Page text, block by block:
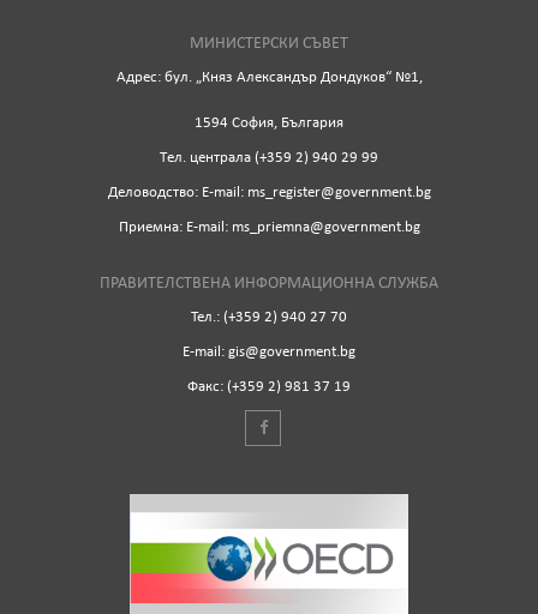
МИНИСТЕРСКИ СЪВЕТ
Адрес: бул. „Княз Александър Дондуков“ №1,
1594 София, България
Tел. централа (+359 2) 940 29 99
Деловодство: Е-mail: ms_register@government.bg
Приемна: Е-mail: ms_priemna@government.bg
ПРАВИТЕЛСТВЕНА ИНФОРМАЦИОННА СЛУЖБА
Тел.: (+359 2) 940 27 70
Е-mail: gis@government.bg
Факс: (+359 2) 981 37 19